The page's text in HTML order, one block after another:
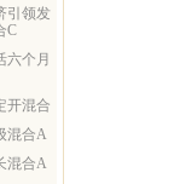
引领发
C
六个月
开混合
混合A
混合A